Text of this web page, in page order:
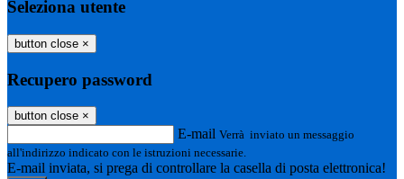
Seleziona utente
button close ×
Recupero password
button close ×
E-mail Verrà inviato un messaggio
all'indirizzo indicato con le istruzioni necessarie.
E-mail inviata, si prega di controllare la casella di posta elettronica!